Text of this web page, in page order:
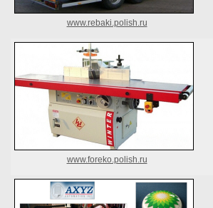
www.rebaki.polish.ru
www.foreko.polish.ru